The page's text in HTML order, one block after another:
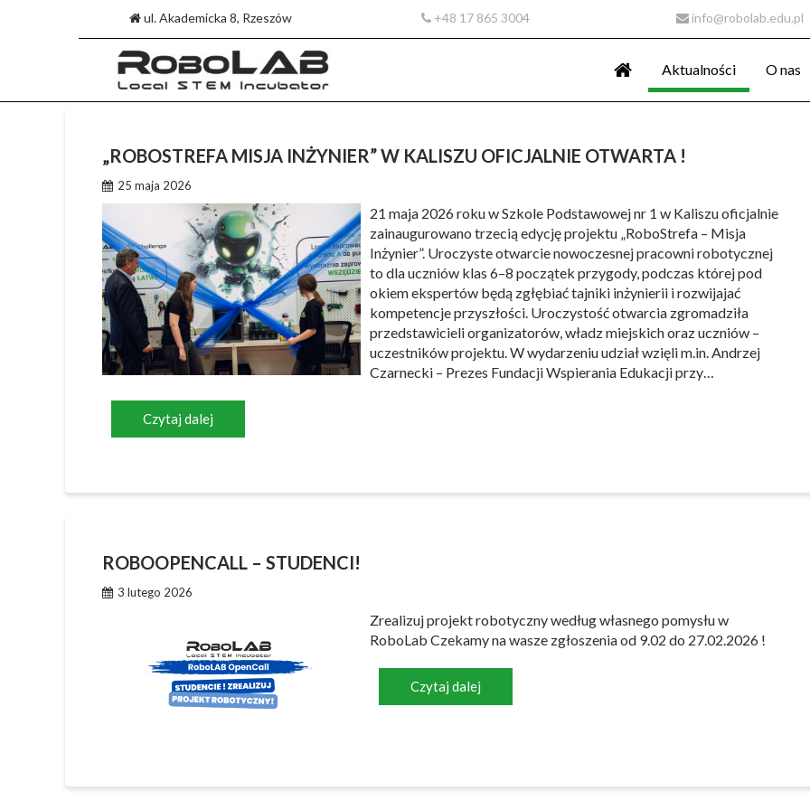
ul. Akademicka 8, Rzeszów +48 17 865 3004 info@robolab.edu.pl
Aktualności O nas
„ROBOSTREFA MISJA INŻYNIER” W KALISZU OFICJALNIE OTWARTA !
25 maja 2026
21 maja 2026 roku w Szkole Podstawowej nr 1 w Kaliszu oficjalnie
zainaugurowano trzecią edycję projektu „RoboStrefa – Misja
Inżynier”. Uroczyste otwarcie nowoczesnej pracowni robotycznej
to dla uczniów klas 6–8 początek przygody, podczas której pod
okiem ekspertów będą zgłębiać tajniki inżynierii i rozwijajać
kompetencje przyszłości. Uroczystość otwarcia zgromadziła
przedstawicieli organizatorów, władz miejskich oraz uczniów –
uczestników projektu. W wydarzeniu udział wzięli m.in. Andrzej
Czarnecki – Prezes Fundacji Wspierania Edukacji przy…
Czytaj dalej
ROBOOPENCALL – STUDENCI!
3 lutego 2026
Zrealizuj projekt robotyczny według własnego pomysłu w
RoboLab Czekamy na wasze zgłoszenia od 9.02 do 27.02.2026 !
Czytaj dalej